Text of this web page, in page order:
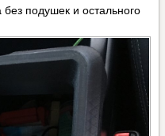
подушек и остального